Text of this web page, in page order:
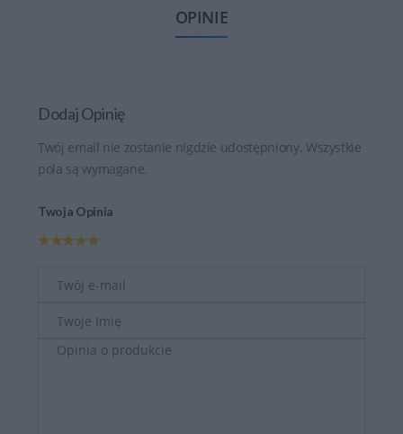
OPINIE
Dodaj Opinię
Twój email nie zostanie nigdzie udostępniony. Wszystkie
pola są wymagane.
Twoja Opinia